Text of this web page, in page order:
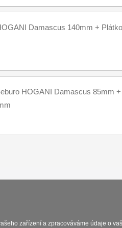
Damascus 140mm +
HOGANI Damascus 85mm
zařízení a zpracováváme údaje o